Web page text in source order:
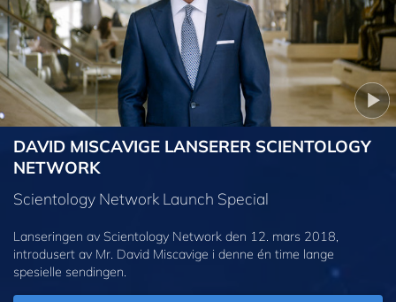
DAVID MISCAVIGE LANSERER SCIENTOLOGY
NETWORK
Scientology Network Launch Special
Lanseringen av Scientology Network den 12. mars 2018,
introdusert av Mr. David Miscavige i denne én time lange
spesielle sendingen.